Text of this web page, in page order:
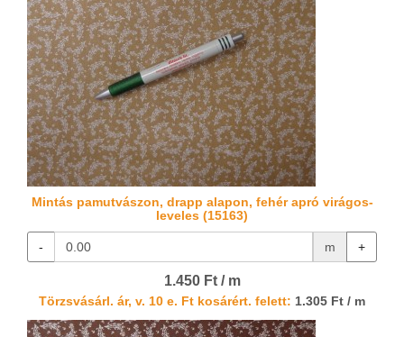
Mintás pamutvászon, drapp alapon, fehér apró virágos-
leveles (15163)
- m +
1.450 Ft / m
Törzsvásárl. ár, v. 10 e. Ft kosárért. felett: 1.305 Ft / m